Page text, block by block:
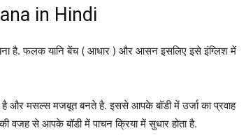
in Hindi
है. फलक यानि बेंच ( आधार ) और आसन इसलिए इसे इंग्लिश में
और मसल्स मजबूत बनते है. इससे आपके बॉडी में उर्जा का प्रवाह
से आपके बॉडी में पाचन क्रिया में सुधार होता है.